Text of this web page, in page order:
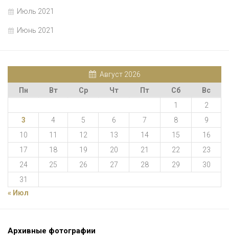
Июль 2021
Июнь 2021
Август 2026
Пн
Вт Ср Чт Пт Сб
Вс
1
2
3
4 5 6 7 8
9
10
11 12 13 14 15
16
17
18 19 20 21 22
23
24
25 26 27 28 29
30
31
« Июл
Архивные фотографии